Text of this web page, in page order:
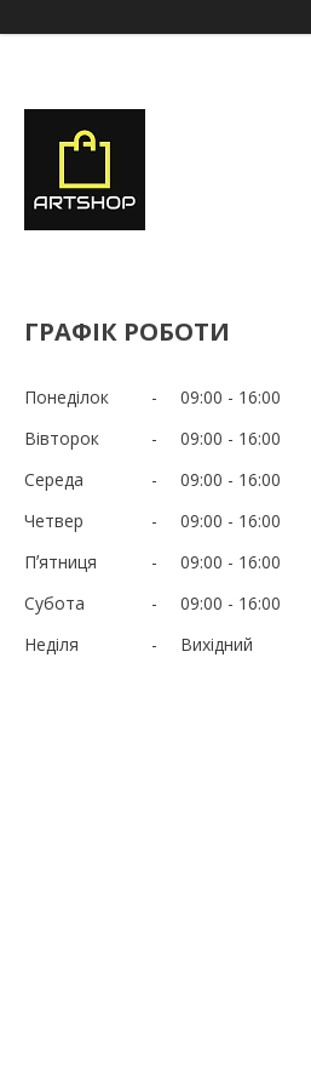
ГРАФІК РОБОТИ
Понеділок 09:00
16:00
Вівторок
09:00
16:00
Середа
09:00
16:00
Четвер
09:00
16:00
Пʼятниця
09:00
16:00
Субота
09:00
16:00
Неділя
Вихідний